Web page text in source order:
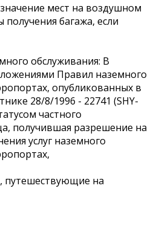
мест на воздушном
багажа, если
обслуживания: В
Правил наземного
опубликованных в
28/8/1996 - 22741 (SHY-
частного
получившая разрешение на
услуг наземного
путешествующие на